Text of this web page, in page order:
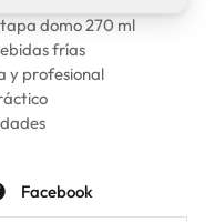
domo 270 ml
frías
y profesional
Facebook